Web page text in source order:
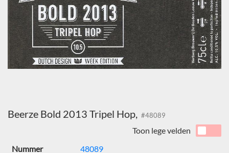
Beerze Bold 2013 Tripel Hop, #48089
Toon lege velden
Nummer
48089